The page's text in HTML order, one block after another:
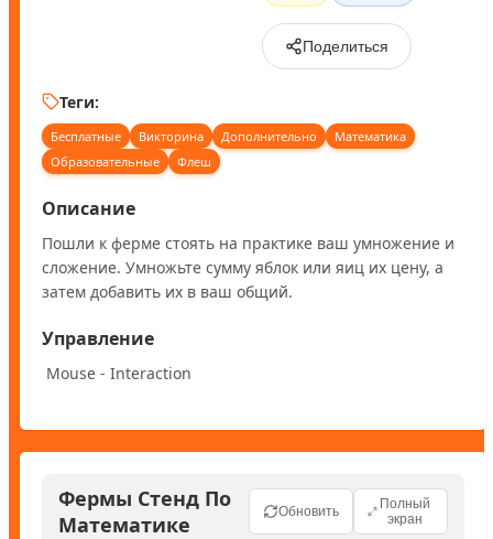
Поделиться
Теги:
Бесплатные Викторина Дополнительно
Математика
Образовательные
Флеш
Описание
Пошли к ферме стоять на практике ваш умножение и
сложение. Умножьте сумму яблок или яиц их цену, а
затем добавить их в ваш общий.
Управление
Mouse - Interaction
Фермы Стенд По
Математике
Обновить
Полный
экран